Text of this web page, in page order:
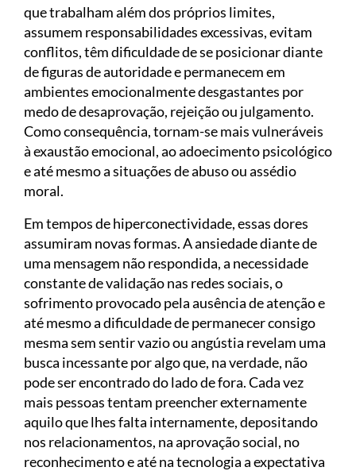
que trabalham além dos próprios limites,
assumem responsabilidades excessivas, evitam
conflitos, têm dificuldade de se posicionar diante
de figuras de autoridade e permanecem em
ambientes emocionalmente desgastantes por
medo de desaprovação, rejeição ou julgamento.
Como consequência, tornam-se mais vulneráveis
à exaustão emocional, ao adoecimento psicológico
e até mesmo a situações de abuso ou assédio
moral.
Em tempos de hiperconectividade, essas dores
assumiram novas formas. A ansiedade diante de
uma mensagem não respondida, a necessidade
constante de validação nas redes sociais, o
sofrimento provocado pela ausência de atenção e
até mesmo a dificuldade de permanecer consigo
mesma sem sentir vazio ou angústia revelam uma
busca incessante por algo que, na verdade, não
pode ser encontrado do lado de fora. Cada vez
mais pessoas tentam preencher externamente
aquilo que lhes falta internamente, depositando
nos relacionamentos, na aprovação social, no
reconhecimento e até na tecnologia a expectativa